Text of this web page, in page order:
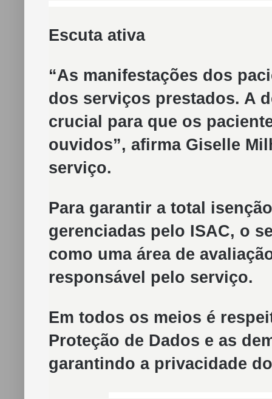
Escuta ativa
“As manifestações dos
dos serviços prestados. A
crucial para que os
ouvidos”, afirma Giselle
serviço.
Para garantir a total
gerenciadas pelo ISAC, o
como uma área de
responsável pelo serviço.
Em todos os meios é
Proteção de Dados e as
garantindo a privacidade